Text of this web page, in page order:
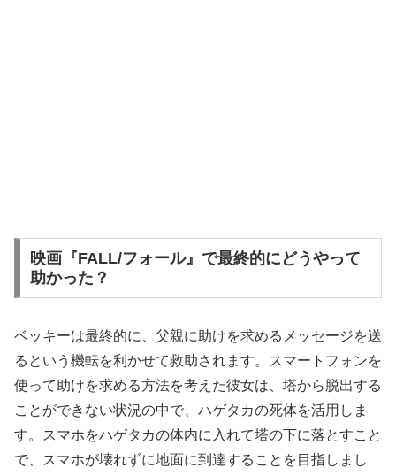
映画『FALL/フォール』で最終的にどうやって
助かった？
ベッキーは最終的に、父親に助けを求めるメッセージを送
るという機転を利かせて救助されます。スマートフォンを
使って助けを求める方法を考えた彼女は、塔から脱出する
ことができない状況の中で、ハゲタカの死体を活用しま
す。スマホをハゲタカの体内に入れて塔の下に落とすこと
で、スマホが壊れずに地面に到達することを目指しまし